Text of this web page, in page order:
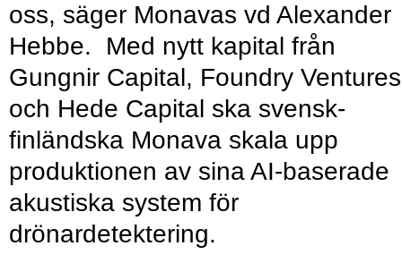
oss, säger Monavas vd Alexander
Hebbe. Med nytt kapital från
Gungnir Capital, Foundry Ventures
och Hede Capital ska svensk-
finländska Monava skala upp
produktionen av sina AI-baserade
akustiska system för
drönardetektering.